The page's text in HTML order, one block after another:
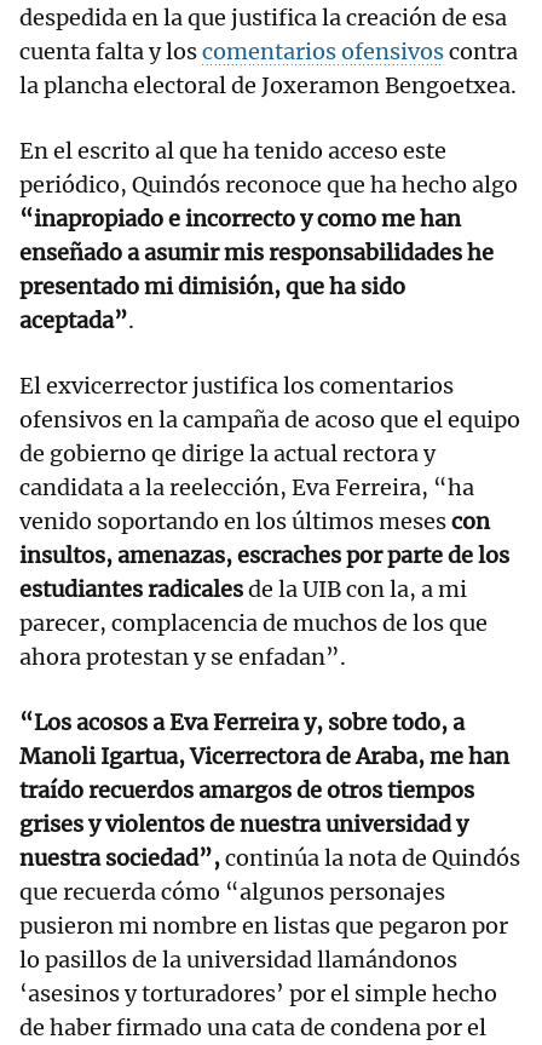
despedida en la que justifica la creación de esa
cuenta falta y loscomentarios ofensivoscontra
la plancha electoral de Joxeramon Bengoetxea.
En el escrito al que ha tenido acceso este
periódico, Quindós reconoce que ha hecho algo
“inapropiado e incorrecto y como me han
enseñado a asumir mis responsabilidades he
presentado mi dimisión, que ha sido
aceptada”.
El exvicerrector justifica los comentarios
ofensivos en la campaña de acoso que el equipo
de gobierno qe dirige la actual rectora y
candidata a la reelección, Eva Ferreira, “ha
venido soportando en los últimos mesescon
insultos, amenazas, escraches por parte de los
estudiantes radicalesde la UIB con la, a mi
parecer, complacencia de muchos de los que
ahora protestan y se enfadan”.
“Los acosos a Eva Ferreira y, sobre todo, a
Manoli Igartua, Vicerrectora de Araba, me han
traído recuerdos amargos de otros tiempos
grises y violentos de nuestra universidad y
nuestra sociedad”,continúa la nota de Quindós
que recuerda cómo “algunos personajes
pusieron mi nombre en listas que pegaron por
lo pasillos de la universidad llamándonos
‘asesinos y torturadores’ por el simple hecho
de haber firmado una cata de condena por el